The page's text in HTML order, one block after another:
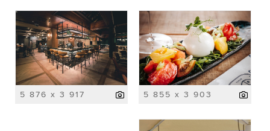
5 876 x 3 917 5 855 x 3 903